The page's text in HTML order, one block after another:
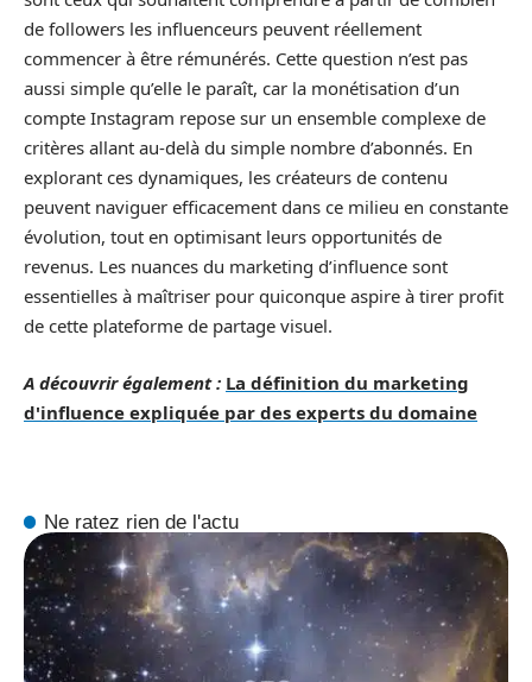
de followers les influenceurs peuvent réellement
commencer à être rémunérés. Cette question n’est pas
aussi simple qu’elle le paraît, car la monétisation d’un
compte Instagram repose sur un ensemble complexe de
critères allant au-delà du simple nombre d’abonnés. En
explorant ces dynamiques, les créateurs de contenu
peuvent naviguer efficacement dans ce milieu en constante
évolution, tout en optimisant leurs opportunités de
revenus. Les nuances du marketing d’influence sont
essentielles à maîtriser pour quiconque aspire à tirer profit
de cette plateforme de partage visuel.
A découvrir également : La définition du marketing
d'influence expliquée par des experts du domaine
Ne ratez rien de l'actu